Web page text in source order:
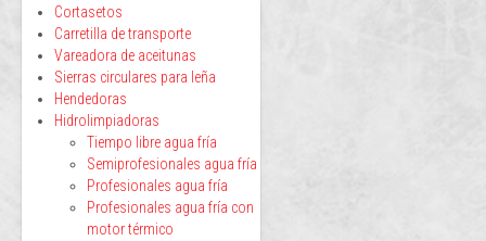
Cortasetos
Carretilla de transporte
Vareadora de aceitunas
Sierras circulares para leña
Hendedoras
Hidrolimpiadoras
Tiempo libre agua fría
Semiprofesionales agua fría
Profesionales agua fría
Profesionales agua fría con
motor térmico